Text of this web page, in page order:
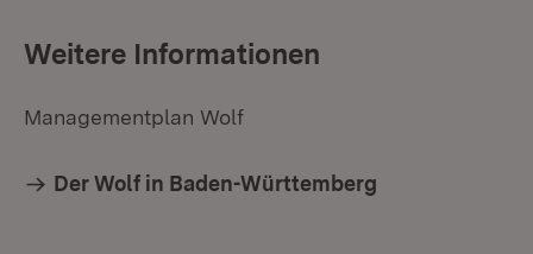
Weitere Informationen
Managementplan Wolf
Der Wolf in Baden-Württemberg